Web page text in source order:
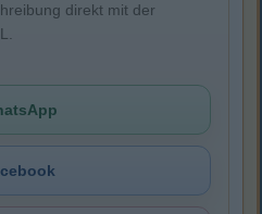
direkt mit der